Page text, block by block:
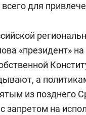
для
«президент»
а
из позднего
запретом на